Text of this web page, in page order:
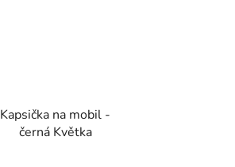
Kapsička na mobil -
černá Květka